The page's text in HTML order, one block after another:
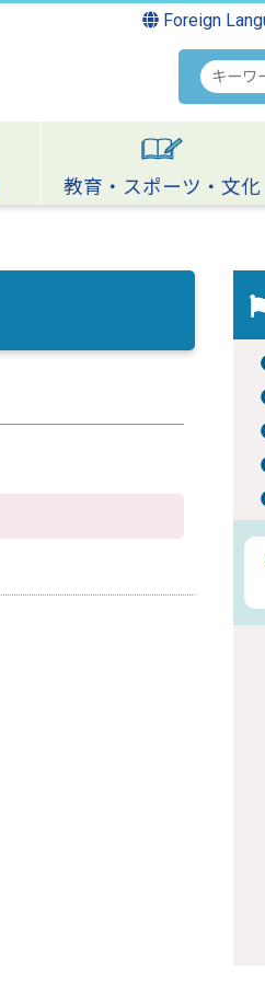
Foreign
検
索
キ
ワ
ー
教育・スポーツ・文化